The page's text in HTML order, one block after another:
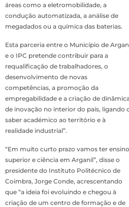
áreas como a eletromobilidade, a
condução automatizada, a análise de
megadados ou a química das baterias.
Esta parceria entre o Município de
e o IPC pretende contribuir para a
requalificação de trabalhadores, o
desenvolvimento de novas
competências, a promoção da
empregabilidade e a criação de
de inovação no interior do país, ligando
saber académico ao território e à
realidade industrial”.
“Em muito curto prazo vamos ter ensino
superior e ciência em Arganil”, disse o
presidente do Instituto Politécnico de
Coimbra, Jorge Conde, acrescentando
que “a ideia foi evoluindo e chegou à
criação de um centro de formação e de